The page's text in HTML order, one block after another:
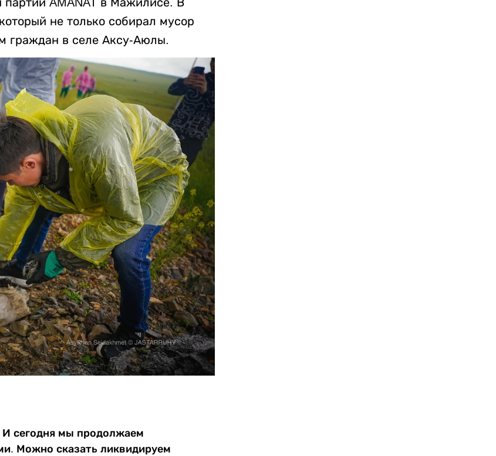
не только собирал мусор
граждан в селе Аксу-Аюлы.
И сегодня мы продолжаем
Можно сказать ликвидируем